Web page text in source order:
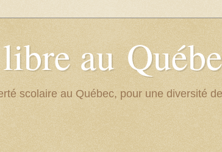
au
scolaire au Québec, pour une diversité